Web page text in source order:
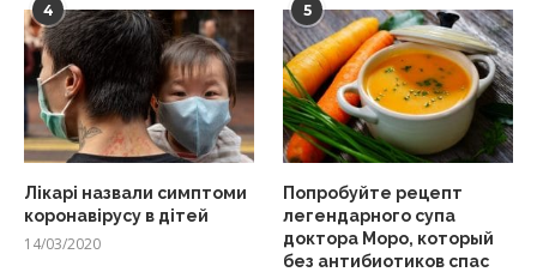
4
Лікарі назвали симптоми
коронавірусу в дітей
14/03/2020
5
Попробуйте рецепт
легендарного супа
доктора Моро, который
без антибиотиков спас